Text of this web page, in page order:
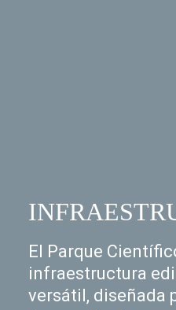
El Parque
infraestructura
versátil, diseñada